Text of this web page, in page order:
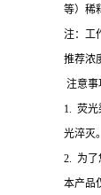
等）稀
注：工
推荐浓
注意事
1. 荧光
光淬灭
2. 为了
本产品